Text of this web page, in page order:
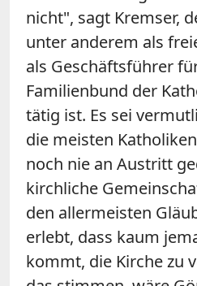
nicht", sagt Kremser,
unter anderem als
als Geschäftsführer
Familienbund der
tätig ist. Es sei
die meisten
noch nie an Austritt
kirchliche
den allermeisten
erlebt, dass kaum
kommt, die Kirche zu